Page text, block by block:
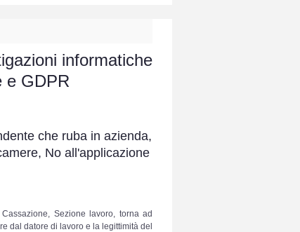
informatiche
e GDPR
che ruba in azienda,
No all'applicazione
Sezione lavoro, torna ad
dal datore di lavoro e la legittimità del